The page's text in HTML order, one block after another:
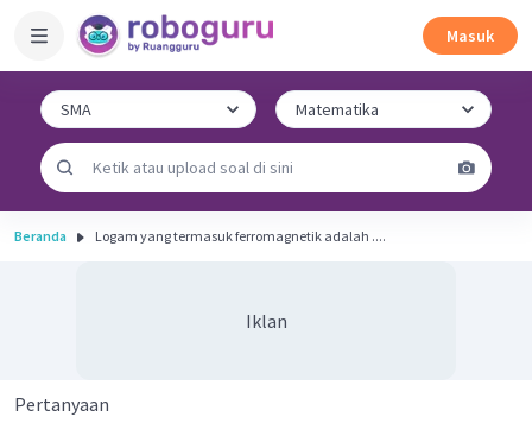
Masuk
Beranda Logam yang termasuk ferromagnetik adalah ....
Iklan
Pertanyaan